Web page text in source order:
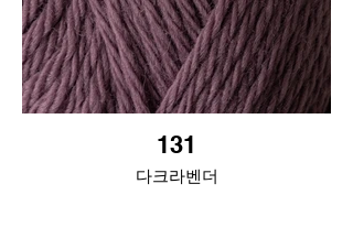
131
다크라벤더